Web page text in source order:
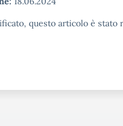
questo articolo è